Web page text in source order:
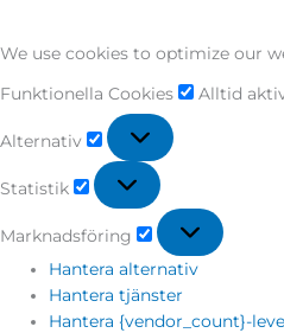
We use cookies to optimize our
Funktionella Cookies Alltid
Alternativ
Statistik
Marknadsföring
Hantera alternativ
Hantera tjänster
Hantera {vendor_count}-